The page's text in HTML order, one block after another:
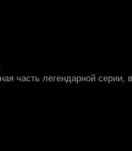
часть легендарной